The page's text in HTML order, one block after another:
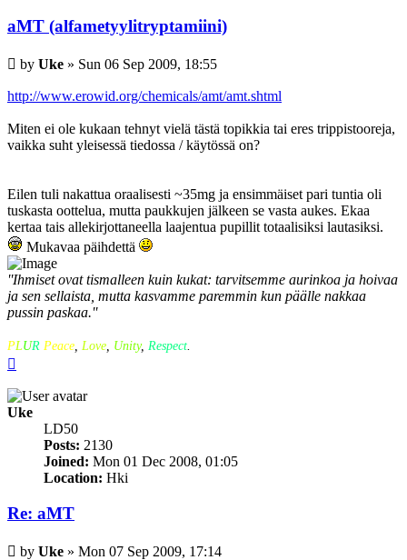
aMT (alfametyylitryptamiini)
Post
by Uke » Sun 06 Sep 2009, 18:55
http://www.erowid.org/chemicals/amt/amt.shtml
Miten ei ole kukaan tehnyt vielä tästä topikkia tai eres trippistooreja,
vaikka suht yleisessä tiedossa / käytössä on?
Eilen tuli nakattua oraalisesti ~35mg ja ensimmäiset pari tuntia oli
tuskasta oottelua, mutta paukkujen jälkeen se vasta aukes. Ekaa
kertaa tais allekirjottaneella laajentua pupillit totaalisiksi lautasiksi.
Mukavaa päihdettä
''Ihmiset ovat tismalleen kuin kukat: tarvitsemme aurinkoa ja hoivaa
ja sen sellaista, mutta kasvamme paremmin kun päälle nakkaa
pussin paskaa.''
PLUR Peace, Love, Unity, Respect.
Uke
LD50
Posts: 2130
Joined: Mon 01 Dec 2008, 01:05
Location: Hki
Re: aMT
Post
by Uke » Mon 07 Sep 2009, 17:14